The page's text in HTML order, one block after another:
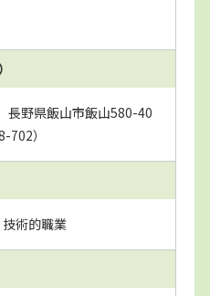
野県飯山市飯山580-40
702）
技術的職業